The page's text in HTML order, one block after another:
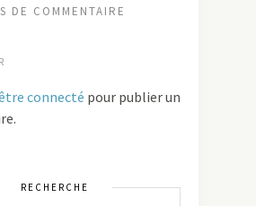
DE COMMENTAIRE
connecté pour publier un
RECHERCHE